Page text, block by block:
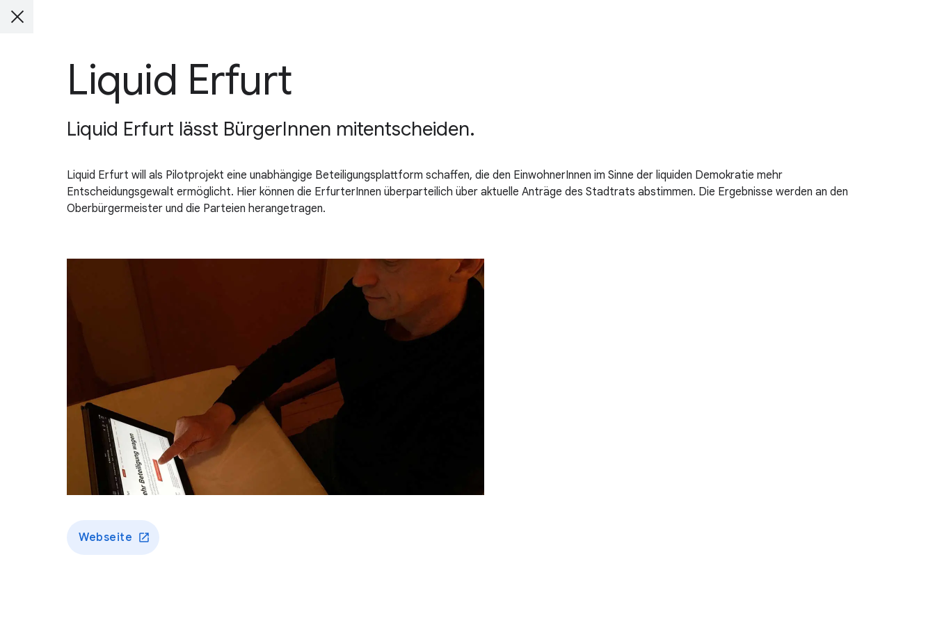
Liquid Erfurt
Liquid Erfurt lässt BürgerInnen mitentscheiden.
Liquid Erfurt will als Pilotprojekt eine unabhängige Beteiligungsplattform schaffen, die den EinwohnerInnen im Sinne der liquiden Demokratie mehr
Entscheidungsgewalt ermöglicht. Hier können die ErfurterInnen überparteilich über aktuelle Anträge des Stadtrats abstimmen. Die Ergebnisse werden an den
Oberbürgermeister und die Parteien herangetragen.
Webseite